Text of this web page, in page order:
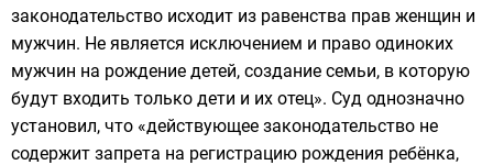
законодательство исходит из равенства прав женщин и
мужчин. Не является исключением и право одиноких
мужчин на рождение детей, создание семьи, в которую
будут входить только дети и их отец». Суд однозначно
установил, что «действующее законодательство не
содержит запрета на регистрацию рождения ребёнка,